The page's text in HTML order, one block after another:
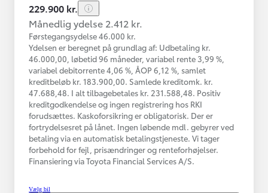
229.900 kr.
Månedlig ydelse 2.412 kr.
Førstegangsydelse 46.000 kr.
Ydelsen er beregnet på grundlag af: Udbetaling kr.
46.000,00, løbetid 96 måneder, variabel rente 3,99 %,
variabel debitorrente 4,06 %, ÅOP 6,12 %, samlet
kreditbeløb kr. 183.900,00. Samlede kreditomk. kr.
47.688,48. I alt tilbagebetales kr. 231.588,48. Positiv
kreditgodkendelse og ingen registrering hos RKI
forudsættes. Kaskoforsikring er obligatorisk. Der er
fortrydelsesret på lånet. Ingen løbende mdl. gebyrer ved
betaling via en automatisk betalingstjeneste. Vi tager
forbehold for fejl, prisændringer og renteforhøjelser.
Finansiering via Toyota Financial Services A/S.
Vælg bil